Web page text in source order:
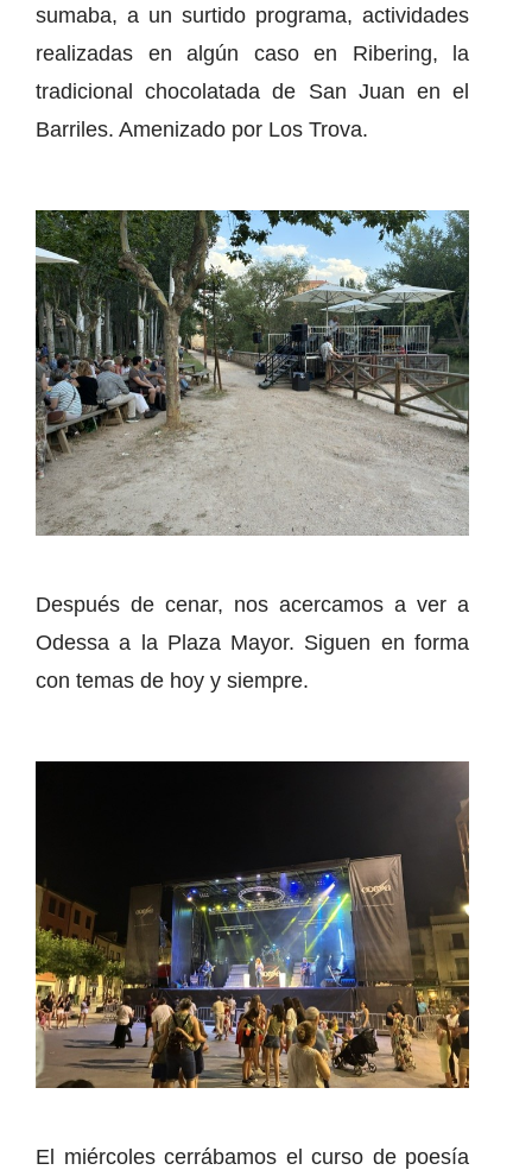
sumaba, a un surtido programa, actividades
realizadas en algún caso en Ribering, la
tradicional chocolatada de San Juan en el
Barriles. Amenizado por Los Trova.
Después de cenar, nos acercamos a ver a
Odessa a la Plaza Mayor. Siguen en forma
con temas de hoy y siempre.
El miércoles cerrábamos el curso de poesía